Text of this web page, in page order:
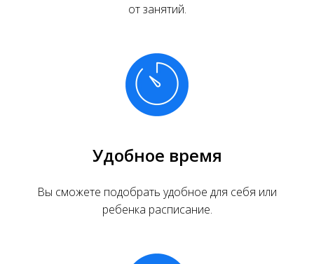
от занятий.
Удобное время
Вы сможете подобрать удобное для себя или
ребенка расписание.